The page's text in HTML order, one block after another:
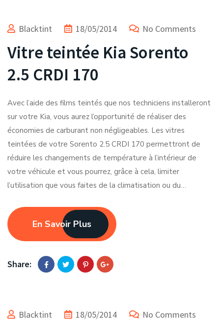
Blacktint 18/05/2014 No Comments
Vitre teintée Kia Sorento
2.5 CRDI 170
Avec l’aide des films teintés que nos techniciens installeront
sur votre Kia, vous aurez l’opportunité de réaliser des
économies de carburant non négligeables. Les vitres
teintées de votre Sorento 2.5 CRDI 170 permettront de
réduire les changements de température à l’intérieur de
votre véhicule et vous pourrez, grâce à cela, limiter
l’utilisation que vous faites de la climatisation ou du…
En Savoir Plus
Share:
Blacktint 18/05/2014 No Comments